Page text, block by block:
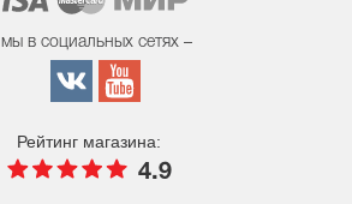
мы в социальных сетях –
Рейтинг магазина:
4.9